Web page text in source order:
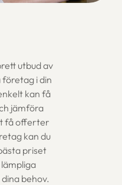
utbud av
i din
kan få
jämföra
få offerter
kan du
priset
behov.